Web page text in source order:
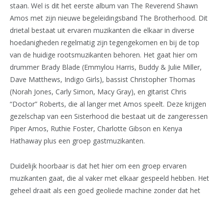
staan. Wel is dit het eerste album van The Reverend Shawn
Amos met zijn nieuwe begeleidingsband The Brotherhood. Dit
drietal bestaat uit ervaren muzikanten die elkaar in diverse
hoedanigheden regelmatig zijn tegengekomen en bij de top
van de huidige rootsmuzikanten behoren. Het gaat hier om
drummer Brady Blade (Emmylou Harris, Buddy & Julie Miller,
Dave Matthews, Indigo Girls), bassist Christopher Thomas
(Norah Jones, Carly Simon, Macy Gray), en gitarist Chris
“Doctor” Roberts, die al langer met Amos speelt. Deze krijgen
gezelschap van een Sisterhood die bestaat uit de zangeressen
Piper Amos, Ruthie Foster, Charlotte Gibson en Kenya
Hathaway plus een groep gastmuzikanten.
Duidelijk hoorbaar is dat het hier om een groep ervaren
muzikanten gaat, die al vaker met elkaar gespeeld hebben. Het
geheel draait als een goed geoliede machine zonder dat het